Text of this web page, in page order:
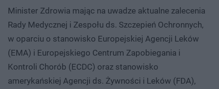
Minister Zdrowia mając na uwadze aktualne zalecenia
Rady Medycznej i Zespołu ds. Szczepień Ochronnych,
w oparciu o stanowisko Europejskiej Agencji Leków
(EMA) i Europejskiego Centrum Zapobiegania i
Kontroli Chorób (ECDC) oraz stanowisko
amerykańskiej Agencji ds. Żywności i Leków (FDA),